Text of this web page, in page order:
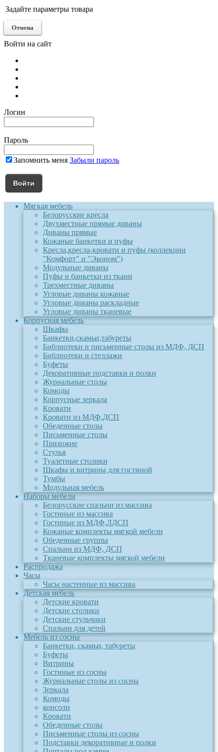
Задайте параметры товара
Отмена
Войти на сайт
Логин
Пароль
Запомнить меня Забыли пароль
Мягкая мебель
Белорусские кресла
Двухместные прямые диваны
Диваны прямые
Кожаные банкетки и пуфы
Кресла,кресла-кровати и пуфы (коллекции
"Комфорт" и "Эконом")
Модульные диваны
Пуфы и банкетки из ткани
Трехместные диваны
Угловые диваны кожаные
Угловые диваны раскладные
Угловые диваны тканевые
Корпусная мебель
Шкафы
Банкетки,скамьи,табуреты
Библиотеки и письменные столы из МДФ, ДСП
Библиотеки и стеллажи
Буфеты
Декоративные подставки и полки
Журнальные столы
Комоды
Корпусные зеркала
Кровати
Кровати из МДФ,ДСП
Обеденные столы
Письменные столы
Прихожие
Стулья
Туалетные столики
Шкафы и витрины для гостиной
Тумбы
Модульная мебель
Наборы мебели
Белорусские спальни из массива
Гостиные из массива
Гостиные из МДФ,ЛДСП
Кожаные комплекты мягкой мебели
Обеденные группы
Спальни из МДФ, ДСП
Тканевые комплекты мягкой мебели
Распродажа
Часы
Часы настенные из массива
Детская мебель
Детские кровати
Детские столики
Детские стульчики
Спальни для детей
Мебель из сосны
Банкетки, скамьи, табуреты
Буфеты
Витрины
Гостиные из сосны
Журнальные столы из сосны
Зеркала
Комоды
консоли
Кровати
Обеденные столы
Письменные столы из сосны
Подставки декоративные и полки